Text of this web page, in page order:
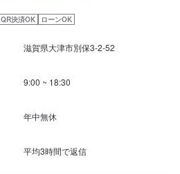
QR決済OK ローンOK
滋賀県大津市別保3-2-52
9:00 ~ 18:30
年中無休
平均3時間で返信